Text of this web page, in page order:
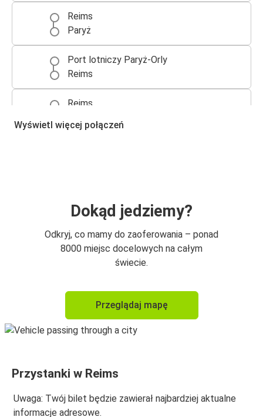
Reims
Paryż
Port lotniczy Paryż-Orly
Reims
Reims
Luksemburg
Bruksela
Reims
Strasburg
Strasburg
Reims
Reims
Reims
Wyświetl więcej połączeń
Dokąd jedziemy?
Odkryj, co mamy do zaoferowania – ponad
8000 miejsc docelowych na całym
świecie.
Przeglądaj mapę
Przystanki w Reims
Uwaga: Twój bilet będzie zawierał najbardziej aktualne
informacje adresowe.